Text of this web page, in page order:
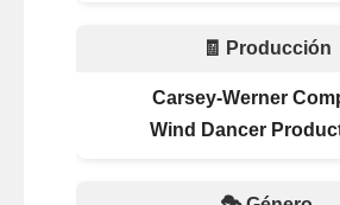
🧾 Producción
Carsey-Werner
Wind Dancer